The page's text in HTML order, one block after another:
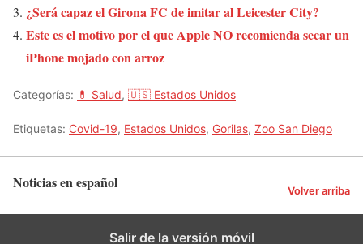
¿Será capaz el Girona FC de imitar al Leicester City?
Este es el motivo por el que Apple NO recomienda secar un
iPhone mojado con arroz
Categorías: 💊 Salud, 🇺🇸 Estados Unidos
Etiquetas: Covid-19, Estados Unidos, Gorilas, Zoo San Diego
Noticias en español Volver arriba
Salir de la versión móvil